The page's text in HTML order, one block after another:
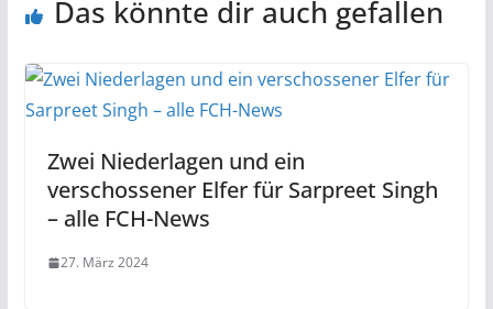
Das könnte dir auch gefallen
Zwei Niederlagen und ein
verschossener Elfer für Sarpreet Singh
– alle FCH-News
27. März 2024